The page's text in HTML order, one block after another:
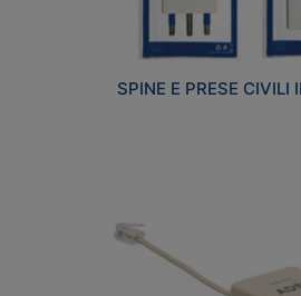
SPINE E PRESE CIVILI